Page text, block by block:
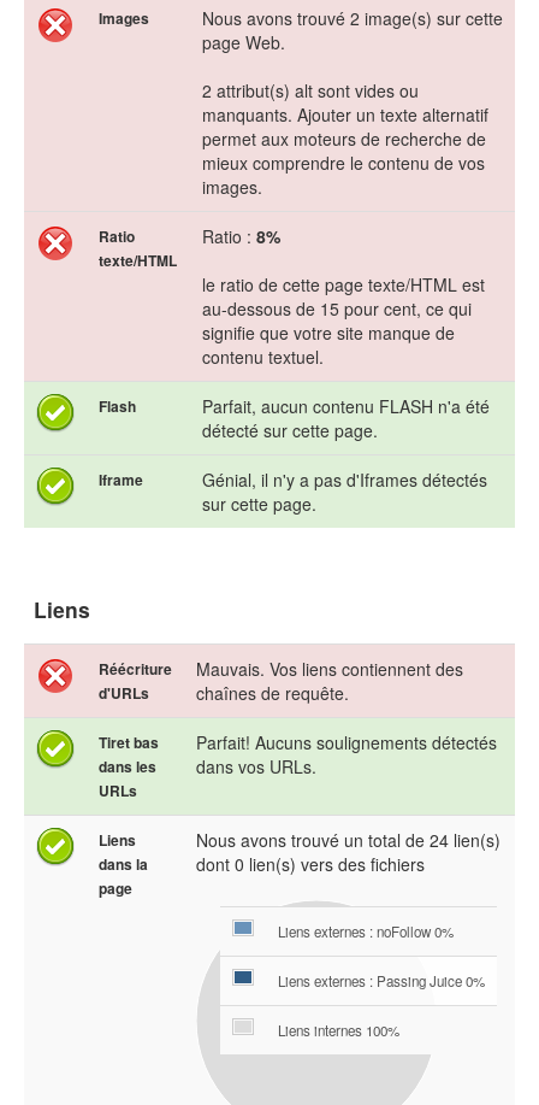
Images
Nous avons trouvé 2 image(s) sur cette
page Web.
2 attribut(s) alt sont vides ou
manquants. Ajouter un texte alternatif
permet aux moteurs de recherche de
mieux comprendre le contenu de vos
images.
Ratio
texte/HTML
Ratio : 8%
le ratio de cette page texte/HTML est
au-dessous de 15 pour cent, ce qui
signifie que votre site manque de
contenu textuel.
Flash
Parfait, aucun contenu FLASH n'a été
détecté sur cette page.
Iframe
Génial, il n'y a pas d'Iframes détectés
sur cette page.
Liens
Réécriture
d'URLs
Mauvais. Vos liens contiennent des
chaînes de requête.
Tiret bas
dans les
URLs
Parfait! Aucuns soulignements détectés
dans vos URLs.
Liens
dans la
page
Nous avons trouvé un total de 24 lien(s)
dont 0 lien(s) vers des fichiers
Liens externes : noFollow 0%
Liens externes : Passing Juice 0%
Liens internes 100%